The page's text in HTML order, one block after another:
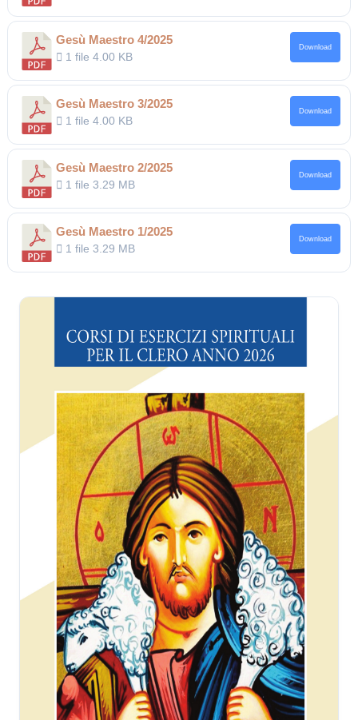
Gesù Maestro 4/2025
1 file4.00 KB
Download
Gesù Maestro 3/2025
1 file4.00 KB
Download
Gesù Maestro 2/2025
1 file3.29 MB
Download
Gesù Maestro 1/2025
1 file3.29 MB
Download